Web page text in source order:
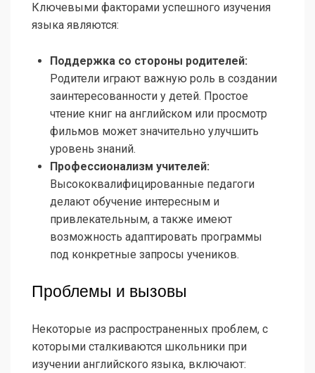
Ключевыми факторами успешного изучения
языка являются:
Поддержка со стороны родителей:
Родители играют важную роль в создании
заинтересованности у детей. Простое
чтение книг на английском или просмотр
фильмов может значительно улучшить
уровень знаний.
Профессионализм учителей:
Высококвалифицированные педагоги
делают обучение интересным и
привлекательным, а также имеют
возможность адаптировать программы
под конкретные запросы учеников.
Проблемы и вызовы
Некоторые из распространенных проблем, с
которыми сталкиваются школьники при
изучении английского языка, включают: